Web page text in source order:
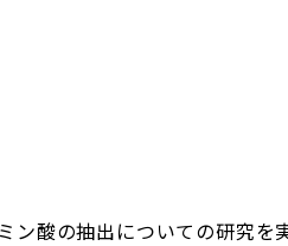
酸の抽出についての研究を